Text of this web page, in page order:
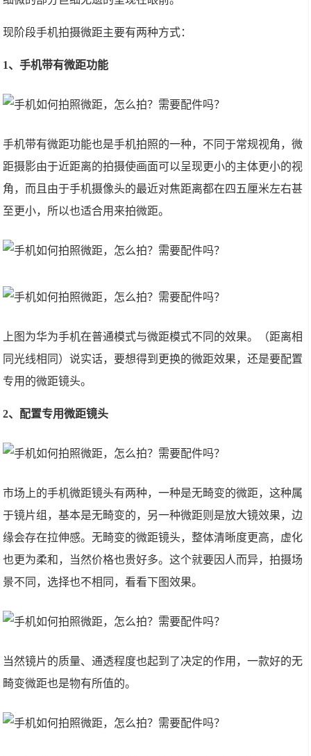
现阶段手机拍摄微距主要有两种方式：
1、手机带有微距功能
手机带有微距功能也是手机拍照的一种，不同于常规视角，微
距摄影由于近距离的拍摄使画面可以呈现更小的主体更小的视
角，而且由于手机摄像头的最近对焦距离都在四五厘米左右甚
至更小，所以也适合用来拍微距。
上图为华为手机在普通模式与微距模式不同的效果。（距离相
同光线相同）说实话，要想得到更换的微距效果，还是要配置
专用的微距镜头。
2、配置专用微距镜头
市场上的手机微距镜头有两种，一种是无畸变的微距，这种属
于镜片组，基本是无畸变的，另一种微距则是放大镜效果，边
缘会存在拉伸感。无畸变的微距镜头，整体清晰度更高，虚化
也更为柔和，当然价格也贵好多。这个就要因人而异，拍摄场
景不同，选择也不相同，看看下图效果。
当然镜片的质量、通透程度也起到了决定的作用，一款好的无
畸变微距也是物有所值的。